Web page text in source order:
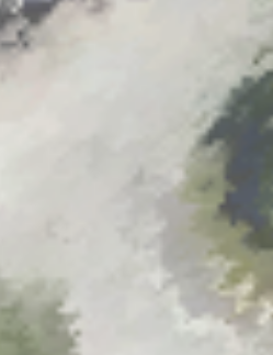
par voie électronique
(Permis de
déclaration préalable
mêmes
et de prise en compte
Nous vous
particuliers
saisir et déposer
à tout moment et où
d’une